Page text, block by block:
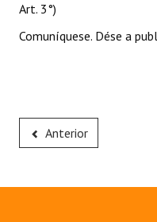
Art. 3°)
Comuníquese. Dése a
Anterior